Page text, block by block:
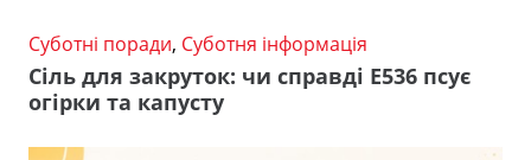
Суботні поради, Суботня інформація
Сіль для закруток: чи справді Е536 псує
огірки та капусту